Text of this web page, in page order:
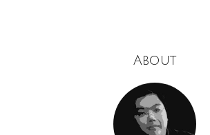
About